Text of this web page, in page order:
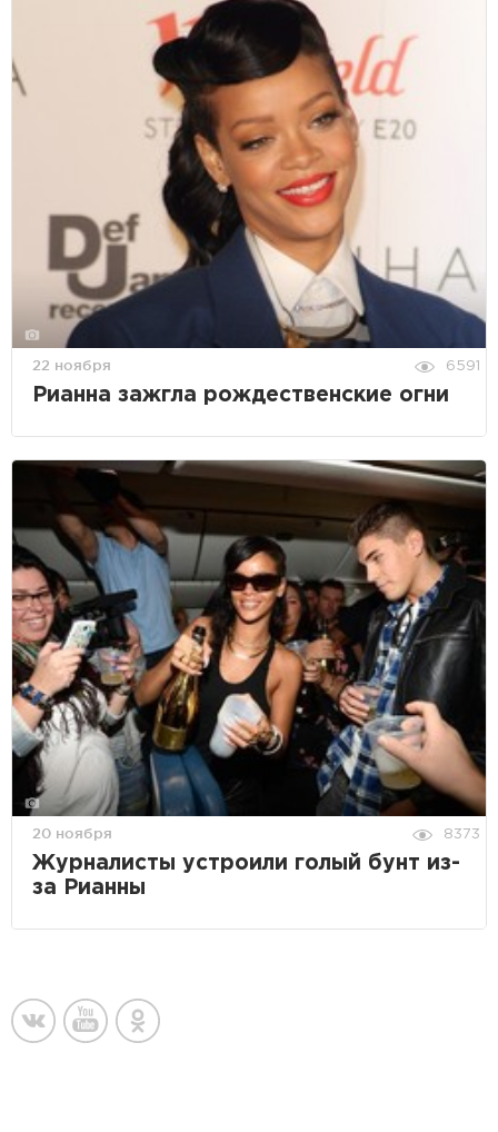
22 ноября 6591
Рианна зажгла рождественские огни
20 ноября 8373
Журналисты устроили голый бунт из-
за Рианны